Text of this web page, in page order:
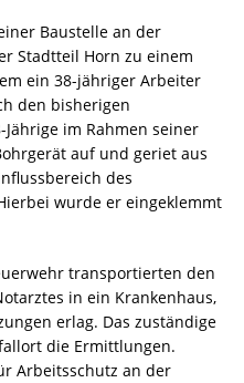
Baustelle an der
Stadtteil Horn zu einem
ein 38-jähriger Arbeiter
den bisherigen
im Rahmen seiner
auf und geriet aus
des
wurde er eingeklemmt
transportierten den
in ein Krankenhaus,
erlag. Das zuständige
die Ermittlungen.
Arbeitsschutz an der